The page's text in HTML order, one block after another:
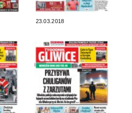
23.03.2018